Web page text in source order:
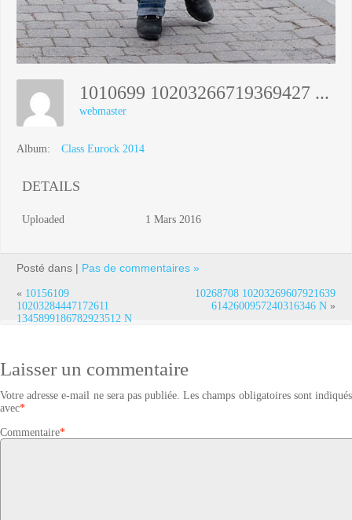
1010699 10203266719369427 668398692321063759 N
webmaster
Album: Class Eurock 2014
DETAILS
Uploaded 1 Mars 2016
Posté dans | Pas de commentaires »
« 10156109
10203284447172611
1345899186782923512 N
10268708 10203269607921639
6142600957240316346 N »
Laisser un commentaire
Votre adresse e-mail ne sera pas publiée. Les champs obligatoires sont indiqués
avec*
Commentaire*